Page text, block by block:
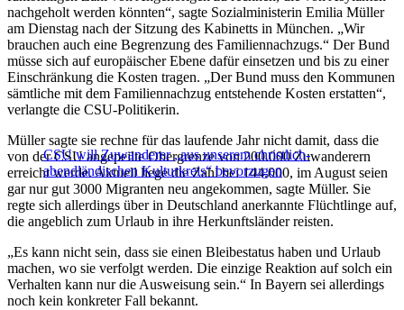
nachgeholt werden könnten“, sagte Sozialministerin Emilia Müller
am Dienstag nach der Sitzung des Kabinetts in München. „Wir
brauchen auch eine Begrenzung des Familiennachzugs.“ Der Bund
müsse sich auf europäischer Ebene dafür einsetzen und bis zu einer
Einschränkung die Kosten tragen. „Der Bund muss den Kommunen
sämtliche mit dem Familiennachzug entstehende Kosten erstatten“,
verlangte die CSU-Politikerin.
CSU will Zuwanderer „aus unserem christlich-
abendländischen Kulturkreis“ bevorzugen
Müller sagte sie rechne für das laufende Jahr nicht damit, dass die
von der CSU angepeilte Obergrenze von 200.000 Zuwanderern
erreicht werde. Aktuell liege die Zahl bei 144.000, im August seien
gar nur gut 3000 Migranten neu angekommen, sagte Müller. Sie
regte sich allerdings über in Deutschland anerkannte Flüchtlinge auf,
die angeblich zum Urlaub in ihre Herkunftsländer reisten.
„Es kann nicht sein, dass sie einen Bleibestatus haben und Urlaub
machen, wo sie verfolgt werden. Die einzige Reaktion auf solch ein
Verhalten kann nur die Ausweisung sein.“ In Bayern sei allerdings
noch kein konkreter Fall bekannt.